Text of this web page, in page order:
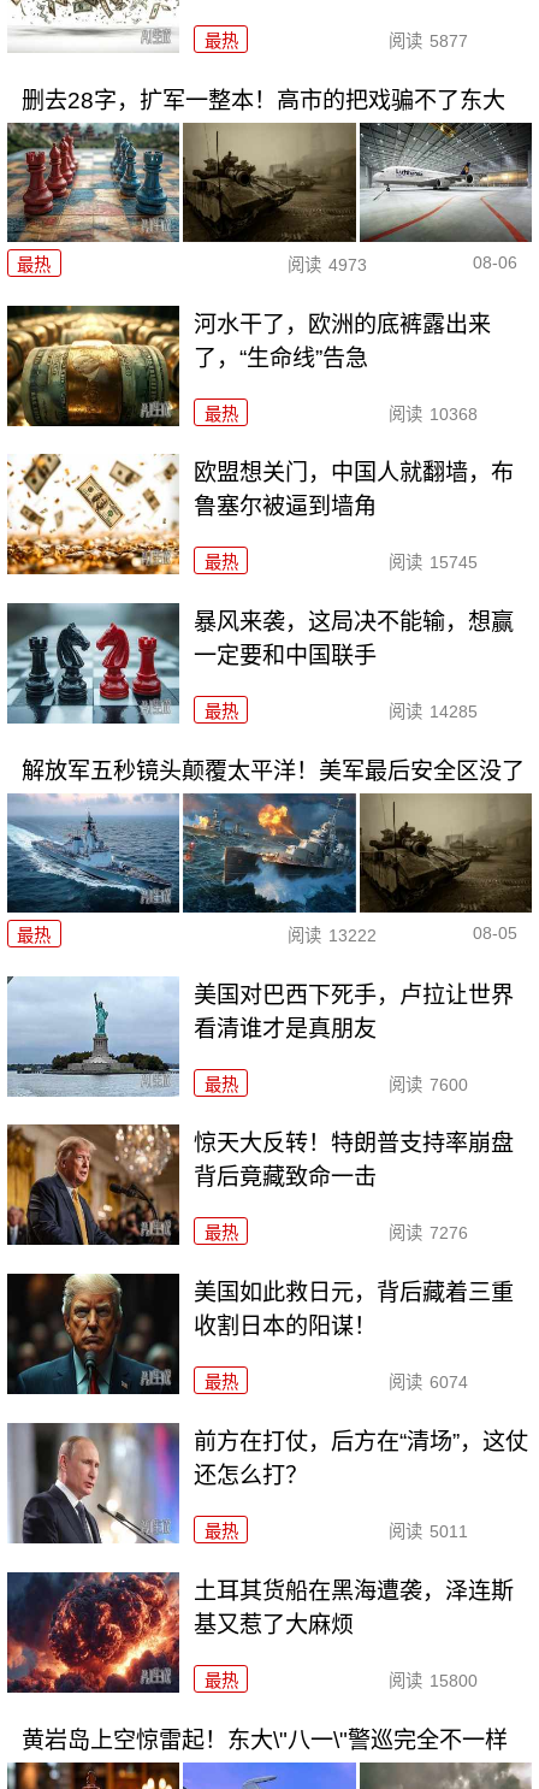
最热 阅读 5877
删去28字，扩军一整本！高市的把戏骗不了东大
最热 阅读 4973 08-06
河水干了，欧洲的底裤露出来
了，“生命线”告急
最热 阅读 10368
欧盟想关门，中国人就翻墙，布
鲁塞尔被逼到墙角
最热 阅读 15745
暴风来袭，这局决不能输，想赢
一定要和中国联手
最热 阅读 14285
解放军五秒镜头颠覆太平洋！美军最后安全区没了
最热 阅读 13222 08-05
美国对巴西下死手，卢拉让世界
看清谁才是真朋友
最热 阅读 7600
惊天大反转！特朗普支持率崩盘
背后竟藏致命一击
最热 阅读 7276
美国如此救日元，背后藏着三重
收割日本的阳谋！
最热 阅读 6074
前方在打仗，后方在“清场”，这仗
还怎么打？
最热 阅读 5011
土耳其货船在黑海遭袭，泽连斯
基又惹了大麻烦
最热 阅读 15800
黄岩岛上空惊雷起！东大\"八一\"警巡完全不一样